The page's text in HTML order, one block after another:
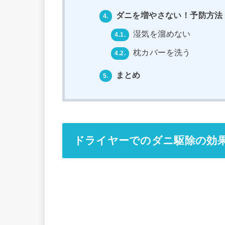
4. ダニを増やさない！予防方法
4.1. 湿気を溜めない
4.2. 枕カバーを洗う
5. まとめ
ドライヤーでのダニ駆除の効